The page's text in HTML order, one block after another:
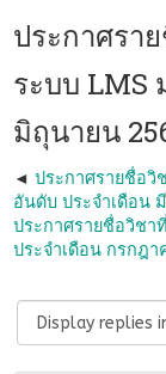
ประกาศรา
ระบบ LMS
มิถุนายน
ประกาศรายชื่อวิ
อันดับ ประจำเดือน
ประกาศรายชื่อวิชา
ประจำเดือน กรกฎ